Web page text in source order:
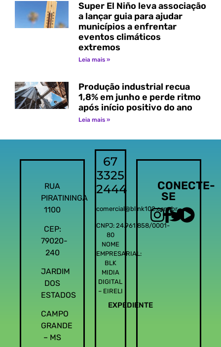
Super El Niño leva associação
a lançar guia para ajudar
municípios a enfrentar
eventos climáticos
extremos
Leia mais »
Produção industrial recua
1,8% em junho e perde ritmo
após início positivo do ano
Leia mais »
RUA
PIRATININGA
1100
CEP:
79020-
240
JARDIM
DOS
ESTADOS
CAMPO
GRANDE
– MS
67
3325
2444
comercial@blink102.com.br
CNPJ: 24.961.858/0001-
80
NOME
EMPRESARIAL:
BLK
MIDIA
DIGITAL
– EIRELI
EXPEDIENTE
CONECTE-
SE